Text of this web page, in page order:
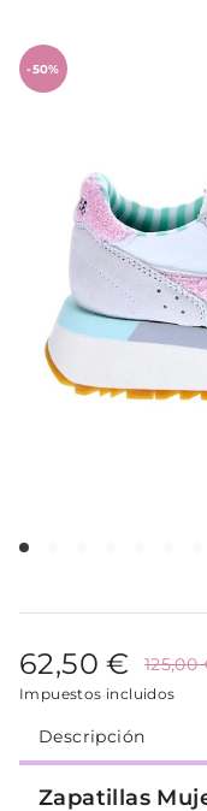
-50%
62,50 € 125,00
Impuestos incluidos
Descripción
Zapatillas